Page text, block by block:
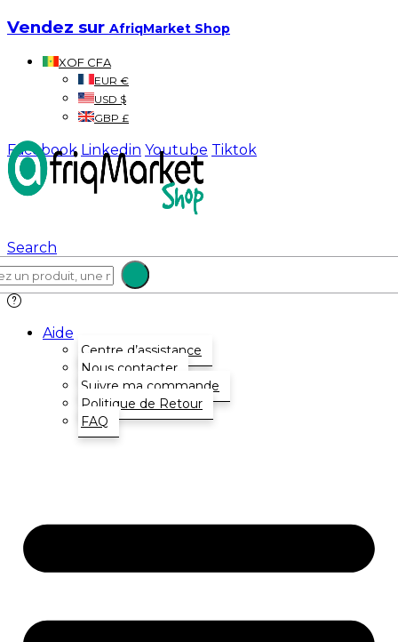
Vendez sur AfriqMarket Shop
XOF CFA
EUR €
USD $
GBP £
Facebook Linkedin Youtube Tiktok
Search
Aide
Centre d’assistance
Nous contacter
Suivre ma commande
Politique de Retour
FAQ